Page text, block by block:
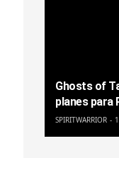
Ghosts of
planes para
SPIRITWARRIOR